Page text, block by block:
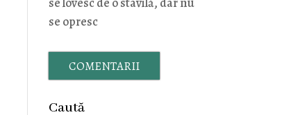
se opresc
COMENTARII
Caută